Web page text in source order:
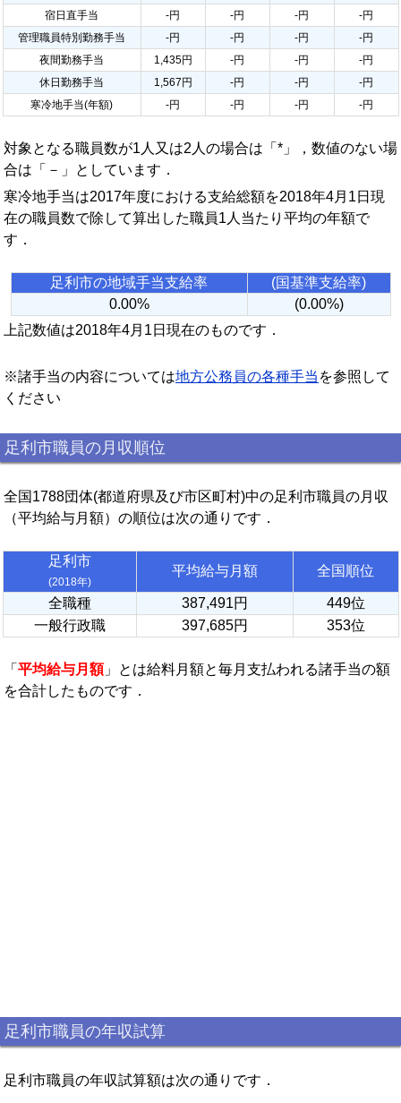
宿日直手当
-円 -円 -円
-円
管理職員特別勤務手当
-円 -円 -円
-円
夜間勤務手当
1,435円 -円 -円
-円
休日勤務手当
1,567円 -円 -円
-円
寒冷地手当(年額)
-円 -円 -円 -円
対象となる職員数が1人又は2人の場合は「*」，数値のない場
合は「－」としています．
寒冷地手当は2017年度における支給総額を2018年4月1日現
在の職員数で除して算出した職員1人当たり平均の年額で
す．
足利市の地域手当支給率
(国基準支給率)
0.00%
(0.00%)
上記数値は2018年4月1日現在のものです．
※諸手当の内容については地方公務員の各種手当 を参照して
ください
足利市職員の月収順位
全国1788団体(都道府県及び市区町村)中の足利市職員の月収
（平均給与月額）の順位は次の通りです．
足利市
(2018年)
平均給与月額 全国順位
全職種 387,491円
449位
一般行政職
397,685円 353位
「 平均給与月額」とは給料月額と毎月支払われる諸手当の額
を合計したものです．
足利市職員の年収試算
足利市職員の年収試算額は次の通りです．